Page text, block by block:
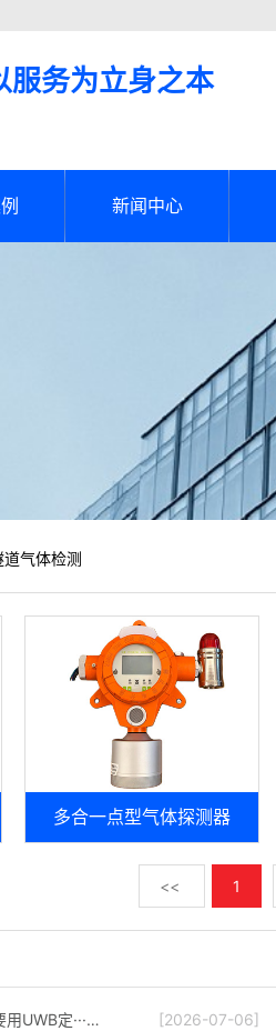
服务为立身之本
新闻中心
道气体检测
多合一点型气体探测器
<< 1
UWB定···… [2026-07-06]